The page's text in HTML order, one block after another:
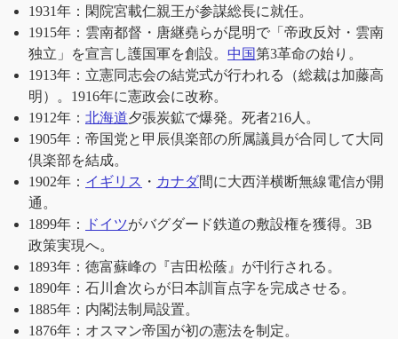
1931年：閑院宮載仁親王が参謀総長に就任。
1915年：雲南都督・唐継堯らが昆明で「帝政反対・雲南
独立」を宣言し護国軍を創設。 中国第3革命の始り。
1913年：立憲同志会の結党式が行われる（総裁は加藤高
明）。1916年に憲政会に改称。
1912年： 北海道夕張炭鉱で爆発。死者216人。
1905年：帝国党と甲辰倶楽部の所属議員が合同して大同
倶楽部を結成。
1902年： イギリス ・ カナダ間に大西洋横断無線電信が開
通。
1899年：
ドイツがバグダード鉄道の敷設権を獲得。3B
政策実現へ。
1893年：徳富蘇峰の『吉田松蔭』が刊行される。
1890年：石川倉次らが日本訓盲点字を完成させる。
1885年：内閣法制局設置。
1876年：オスマン帝国が初の憲法を制定。